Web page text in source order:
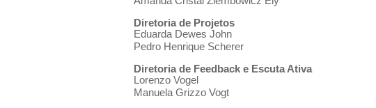
Diretoria de Projetos
Eduarda Dewes John
Pedro Henrique Scherer
Diretoria de Feedback e Escuta Ativa
Lorenzo Vogel
Manuela Grizzo Vogt